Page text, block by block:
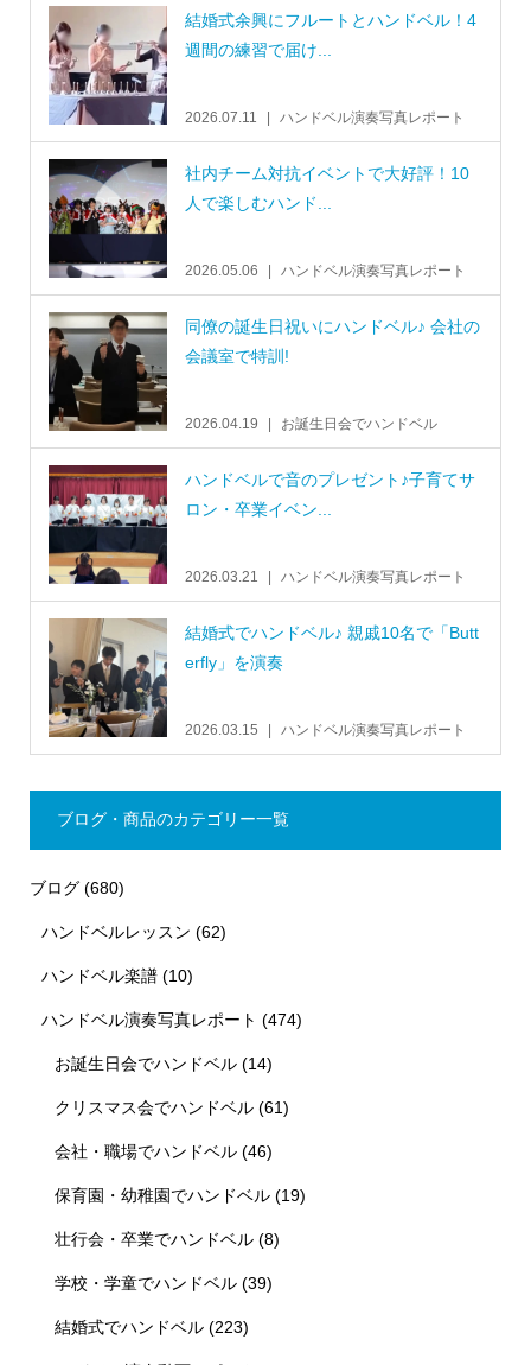
結婚式余興にフルートとハンドベル！4
週間の練習で届け...
2026.07.11 ハンドベル演奏写真レポート
社内チーム対抗イベントで大好評！10
人で楽しむハンド...
2026.05.06 ハンドベル演奏写真レポート
同僚の誕生日祝いにハンドベル♪ 会社の
会議室で特訓!
2026.04.19 お誕生日会でハンドベル
ハンドベルで音のプレゼント♪子育てサ
ロン・卒業イベン...
2026.03.21 ハンドベル演奏写真レポート
結婚式でハンドベル♪ 親戚10名で「Butt
erfly」を演奏
2026.03.15 ハンドベル演奏写真レポート
ブログ・商品のカテゴリー一覧
ブログ(680)
ハンドベルレッスン (62)
ハンドベル楽譜 (10)
ハンドベル演奏写真レポート (474)
お誕生日会でハンドベル(14)
クリスマス会でハンドベル(61)
会社・職場でハンドベル(46)
保育園・幼稚園でハンドベル(19)
壮行会・卒業でハンドベル(8)
学校・学童でハンドベル(39)
結婚式でハンドベル(223)